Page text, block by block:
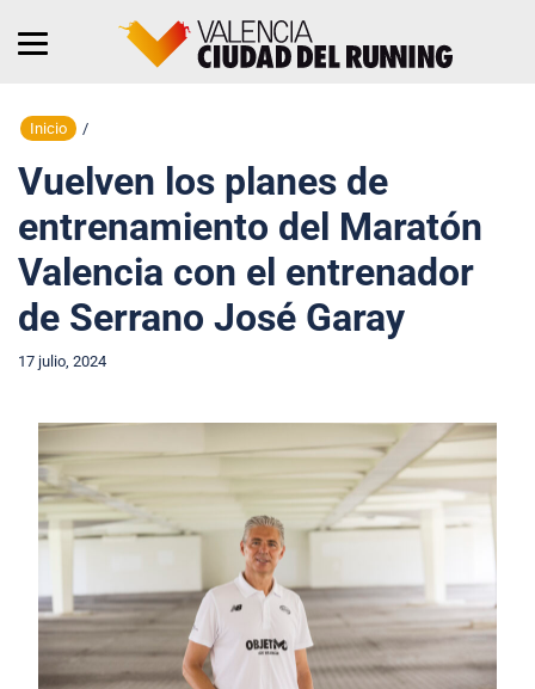
Inicio /
Vuelven los planes de
entrenamiento del Maratón
Valencia con el entrenador
de Serrano José Garay
17 julio, 2024